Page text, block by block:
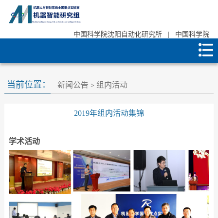
中国科学院沈阳自动化研究所 中国科学院
当前位置： 新闻公告 > 组内活动
2019年组内活动集锦
学术活动